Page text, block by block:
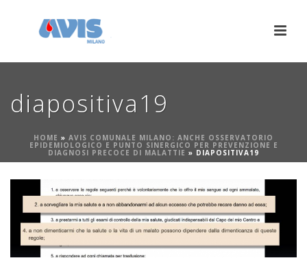
diapositiva19
HOME » AVIS COMUNALE MILANO: ANCHE OSSERVATORIO
EPIDEMIOLOGICO E PUNTO SINERGICO PER PREVENZIONE E
DIAGNOSI PRECOCE DI MALATTIE » DIAPOSITIVA19